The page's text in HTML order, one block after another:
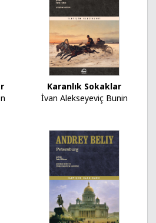
Karanlık Sokaklar
İvan Alekseyeviç Bunin